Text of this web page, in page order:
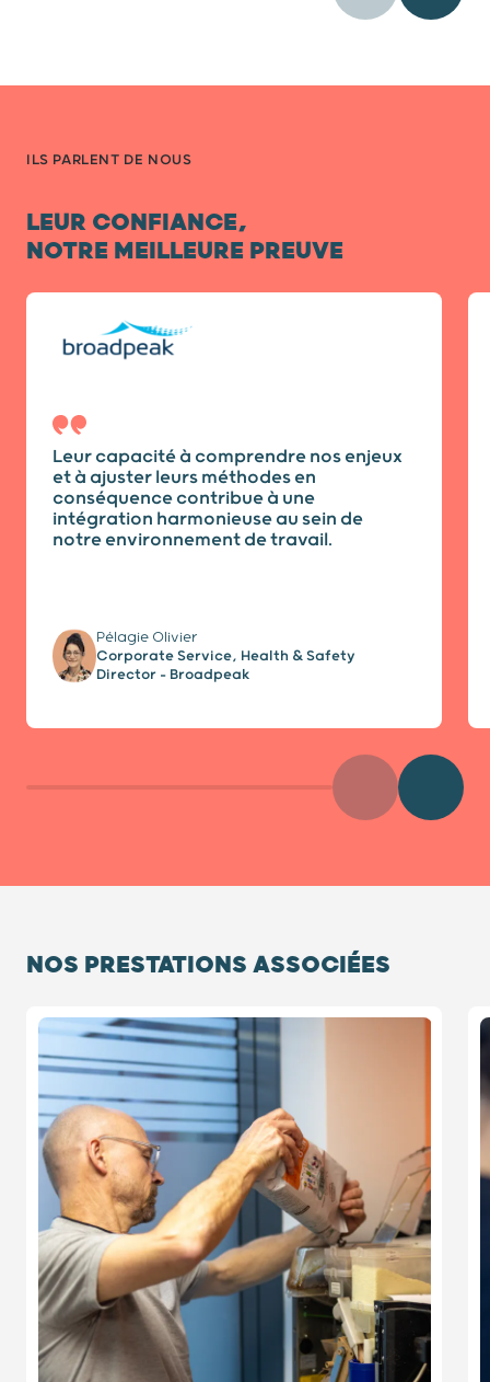
ILS PARLENT DE NOUS
LEUR CONFIANCE,
NOTRE MEILLEURE PREUVE
Diapositive 1 / 7
Leur capacité à comprendre nos enjeux
et à ajuster leurs méthodes en
conséquence contribue à une
intégration harmonieuse au sein de
notre environnement de travail.
Pélagie Olivier
Corporate Service, Health & Safety
Director - Broadpeak
Précédent
NOS PRESTATIONS ASSOCIÉES